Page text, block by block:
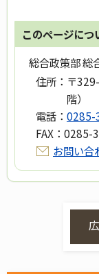
このページに
総合政策部 総
住所： 〒
階）
電話： 0285-
FAX： 0285-
お問い合